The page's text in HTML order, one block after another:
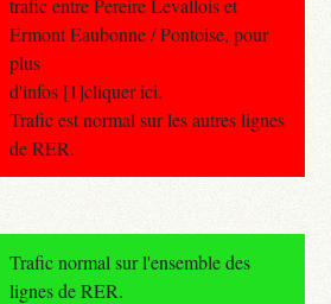
trafic entre Pereire Levallois et
Ermont Eaubonne / Pontoise, pour
plus
d'infos [1]cliquer ici.
Trafic est normal sur les autres lignes
de RER.
Trafic normal sur l'ensemble des
lignes de RER.